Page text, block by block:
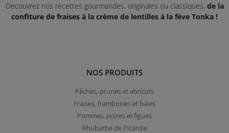
Découvrez nos recettes gourmandes, originales ou classiques, de la
confiture de fraises à la crème de lentilles à la fève Tonka !
NOS PRODUITS
Pêches, prunes et abricots
Fraises, framboises et baies
Pommes, poires et figues
Rhubarbe de Picardie